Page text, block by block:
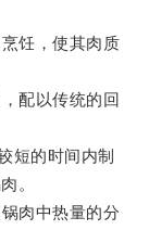
饪，使其肉质
配以传统的回
短的时间内制
。
肉中热量的分